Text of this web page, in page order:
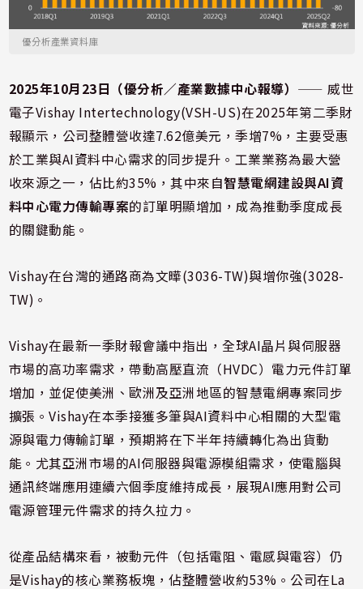
優分析產業資料庫
2025年10月23日（優分析／產業數據中心報導） ⸺ 威世
電子Vishay Intertechnology(VSH-US)在2025年第二季財
報顯示，公司整體營收達7.62億美元，季增7%，主要受惠
於工業與AI資料中心需求的同步提升。工業業務為最大營
收來源之一，佔比約35%，其中來自智慧電網建設與AI資
料中心電力傳輸專案的訂單明顯增加，成為推動季度成長
的關鍵動能。
Vishay在台灣的通路商為文曄(3036-TW)與增你強(3028-
TW)。
Vishay在最新一季財報會議中指出，全球AI晶片與伺服器
市場的高功率需求，帶動高壓直流（HVDC）電力元件訂單
增加，並促使美洲、歐洲及亞洲地區的智慧電網專案同步
擴張。Vishay在本季接獲多筆與AI資料中心相關的大型電
源與電力傳輸訂單，預期將在下半年持續轉化為出貨動
能。尤其亞洲市場的AI伺服器與電源模組需求，使電腦與
通訊終端應用連續六個季度維持成長，展現AI應用對公司
電源管理元件需求的持久拉力。
從產品結構來看，被動元件（包括電阻、電感與電容）仍
是Vishay的核心業務板塊，佔整體營收約53%。公司在La